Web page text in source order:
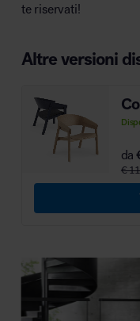
MillerKnoll
te riservati!
Altre versioni
da
€